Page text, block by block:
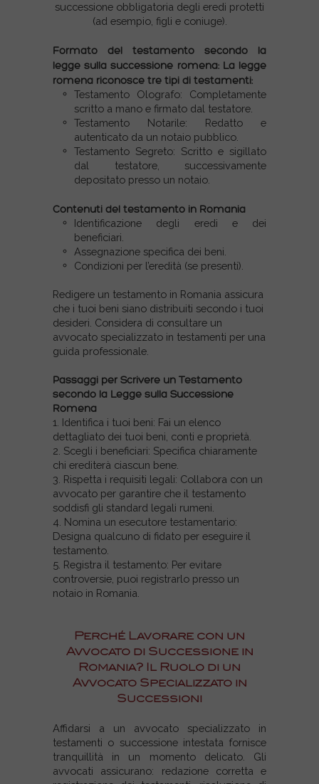
successione obbligatoria degli eredi protetti
(ad esempio, figli e coniuge).
Formato del testamento secondo la
legge sulla successione romena: La legge
romena riconosce tre tipi di testamenti:
Testamento Olografo: Completamente
scritto a mano e firmato dal testatore.
Testamento Notarile: Redatto e
autenticato da un notaio pubblico.
Testamento Segreto: Scritto e sigillato
dal testatore, successivamente
depositato presso un notaio.
Contenuti del testamento in Romania
Identificazione degli eredi e dei
beneficiari.
Assegnazione specifica dei beni.
Condizioni per l’eredità (se presenti).
Redigere un testamento in Romania assicura
che i tuoi beni siano distribuiti secondo i tuoi
desideri. Considera di consultare un
avvocato specializzato in testamenti per una
guida professionale.
Passaggi per Scrivere un Testamento
secondo la Legge sulla Successione
Romena
1. Identifica i tuoi beni: Fai un elenco
dettagliato dei tuoi beni, conti e proprietà.
2. Scegli i beneficiari: Specifica chiaramente
chi erediterà ciascun bene.
3. Rispetta i requisiti legali: Collabora con un
avvocato per garantire che il testamento
soddisfi gli standard legali rumeni.
4. Nomina un esecutore testamentario:
Designa qualcuno di fidato per eseguire il
testamento.
5. Registra il testamento: Per evitare
controversie, puoi registrarlo presso un
notaio in Romania.
Perché Lavorare con un
Avvocato di Successione in
Romania? Il Ruolo di un
Avvocato Specializzato in
Successioni
Affidarsi a un avvocato specializzato in
testamenti o successione intestata fornisce
tranquillità in un momento delicato. Gli
avvocati assicurano: redazione corretta e